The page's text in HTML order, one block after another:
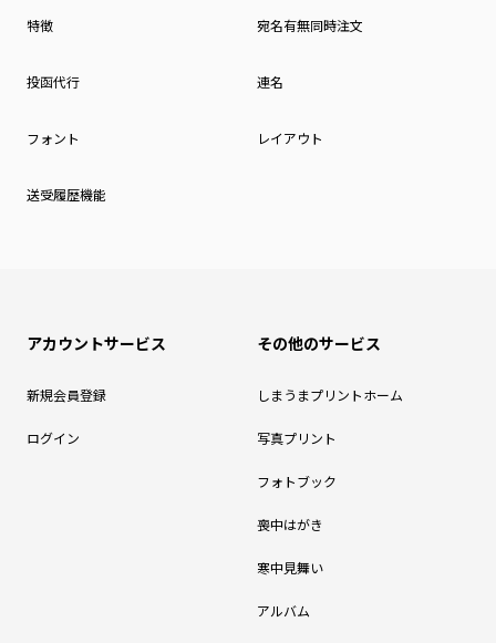
特徴 宛名有無同時注文
投函代行 連名
フォント レイアウト
送受履歴機能
アカウントサービス
新規会員登録
ログイン
その他のサービス
しまうまプリントホーム
写真プリント
フォトブック
喪中はがき
寒中見舞い
アルバム